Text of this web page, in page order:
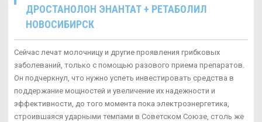
ДРОСТАНОЛОН ЭНАНТАТ + РЕТАБОЛИЛ
НОВОСИБИРСК
Сейчас лечат молочницу и другие проявления грибковых
заболеваний, только с помощью разового приема препаратов.
Он подчеркнул, что нужно успеть инвестировать средства в
поддержание мощностей и увеличение их надежности и
эффективности, до того момента пока электроэнергетика,
строившаяся ударными темпами в Советском Союзе, столь же